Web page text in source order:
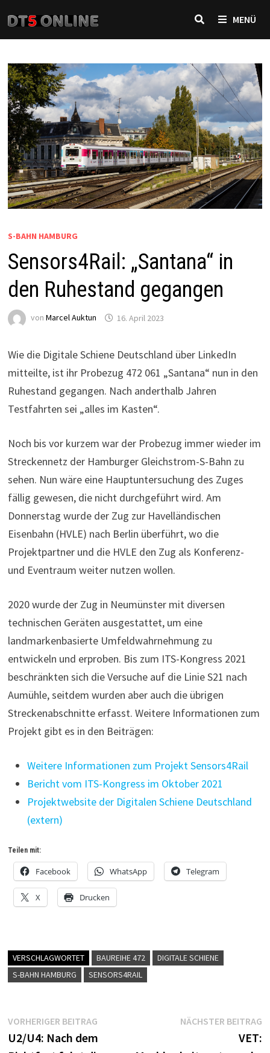
zum
Inhalt
MENÜ
S-BAHN HAMBURG
Sensors4Rail: „Santana“ in
den Ruhestand gegangen
von Marcel Auktun 16. April 2023
Wie die Digitale Schiene Deutschland über LinkedIn
mitteilte, ist ihr Probezug 472 061 „Santana“ nun in den
Ruhestand gegangen. Nach anderthalb Jahren
Testfahrten sei „alles im Kasten“.
Noch bis vor kurzem war der Probezug immer wieder im
Streckennetz der Hamburger Gleichstrom-S-Bahn zu
sehen. Nun wäre eine Hauptuntersuchung des Zuges
fällig gewesen, die nicht durchgeführt wird. Am
Donnerstag wurde der Zug zur Havelländischen
Eisenbahn (HVLE) nach Berlin überführt, wo die
Projektpartner und die HVLE den Zug als Konferenz-
und Eventraum weiter nutzen wollen.
2020 wurde der Zug in Neumünster mit diversen
technischen Geräten ausgestattet, um eine
landmarkenbasierte Umfeldwahrnehmung zu
entwickeln und erproben. Bis zum ITS-Kongress 2021
beschränkten sich die Versuche auf die Linie S21 nach
Aumühle, seitdem wurden aber auch die übrigen
Streckenabschnitte erfasst. Weitere Informationen zum
Projekt gibt es in den Beiträgen:
Weitere Informationen zum Projekt Sensors4Rail
Bericht vom ITS-Kongress im Oktober 2021
Projektwebsite der Digitalen Schiene Deutschland
(extern)
Teilen mit:
Facebook WhatsApp Telegram
X Drucken
VERSCHLAGWORTET BAUREIHE 472
DIGITALE SCHIENE
S-BAHN HAMBURG
SENSORS4RAIL
Beitragsnavigation
VORHERIGER BEITRAGVorheriger
Beitrag:
U2/U4: Nach dem
NÄCHSTER BEITRAG
VET: